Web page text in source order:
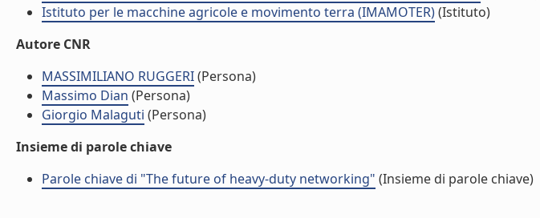
Istituto per le macchine agricole e movimento terra (IMAMOTER)(Istituto)
Autore CNR
MASSIMILIANO RUGGERI(Persona)
Massimo Dian (Persona)
Giorgio Malaguti (Persona)
Insieme di parole chiave
Parole chiave di "The future of heavy-duty networking" (Insieme di parole chiave)